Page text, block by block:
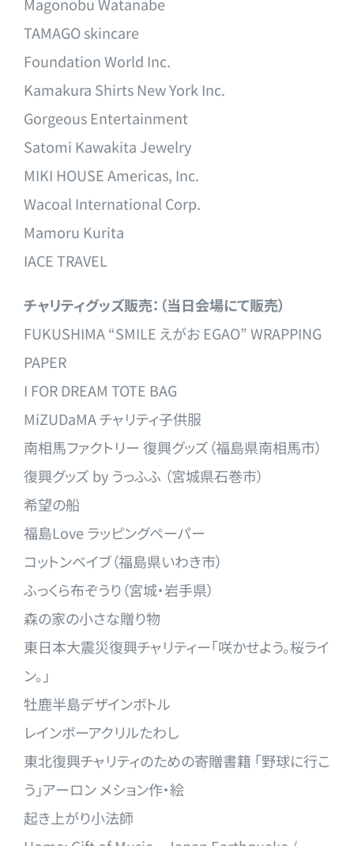
TAMAGO skincare
Foundation World Inc.
Kamakura Shirts New York Inc.
Gorgeous Entertainment
Satomi Kawakita Jewelry
MIKI HOUSE Americas, Inc.
Wacoal International Corp.
Mamoru Kurita
IACE TRAVEL
チャリティグッズ販売：（当日会場にて販売）
FUKUSHIMA “SMILE えがお EGAO” WRAPPING
PAPER
I FOR DREAM TOTE BAG
MiZUDaMA チャリティ子供服
南相馬ファクトリー 復興グッズ（福島県南相馬市）
復興グッズ by うっふふ （宮城県石巻市）
希望の船
福島Love ラッピングペーパー
コットンベイブ（福島県いわき市）
ふっくら布ぞうり（宮城・岩手県）
森の家の小さな贈り物
東日本大震災復興チャリティー「咲かせよう。桜ライ
ン。」
牡鹿半島デザインボトル
レインボーアクリルたわし
東北復興チャリティのための寄贈書籍 「野球に行こ
う」アーロン メション作・絵
起き上がり小法師